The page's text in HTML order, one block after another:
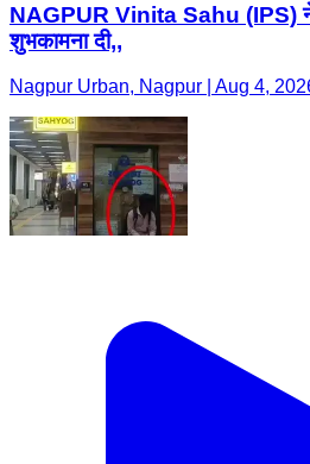
NAGPUR Vinita Sahu (IPS)
शुभकामना दी,,
Nagpur Urban, Nagpur | Aug 4,